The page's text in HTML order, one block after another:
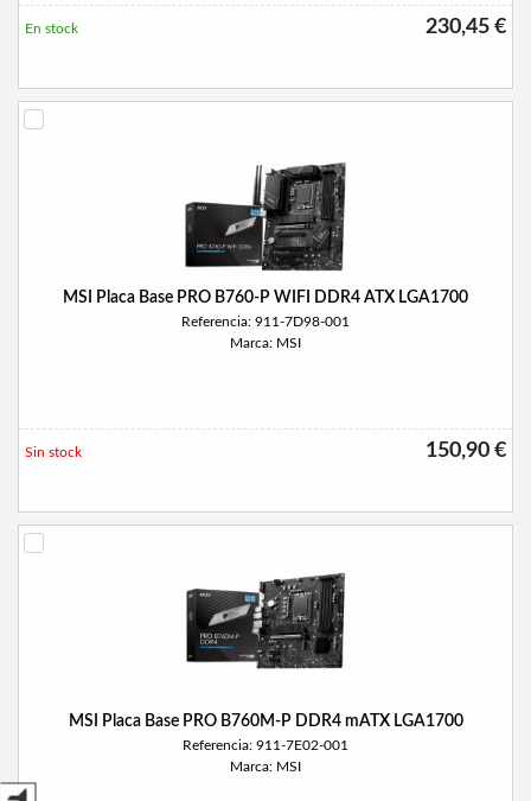
230,45 €
En stock
MSI Placa Base PRO B760-P WIFI DDR4 ATX LGA1700
Referencia: 911-7D98-001
Marca: MSI
150,90 €
Sin stock
MSI Placa Base PRO B760M-P DDR4 mATX LGA1700
Referencia: 911-7E02-001
Marca: MSI